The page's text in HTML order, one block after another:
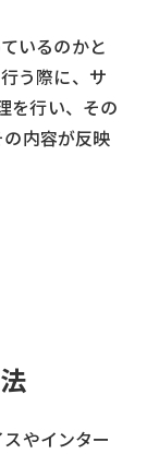
いるのかと
う際に、サ
を行い、その
内容が反映
やインター